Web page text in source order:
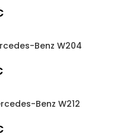
Benz W204
Benz W212